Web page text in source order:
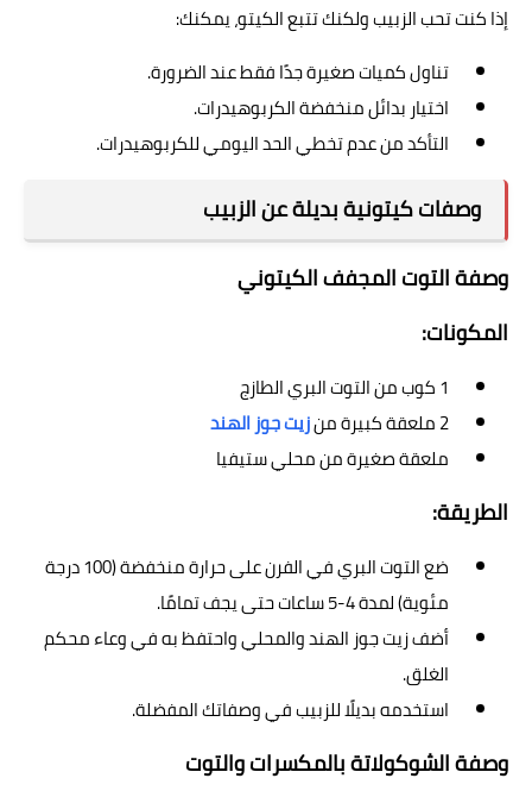
إذا كنت تحب الزبيب ولكنك تتبع الكيتو، يمكنك:
تناول كميات صغيرة جدًا فقط عند الضرورة.
اختيار بدائل منخفضة الكربوهيدرات.
التأكد من عدم تخطي الحد اليومي للكربوهيدرات.
وصفات كيتونية بديلة عن الزبيب
وصفة التوت المجفف الكيتوني
المكونات:
1 كوب من التوت البري الطازج
2 ملعقة كبيرة من
زيت جوز الهند
ملعقة صغيرة من محلي ستيفيا
الطريقة:
ضع التوت البري في الفرن على حرارة منخفضة (100 درجة
مئوية) لمدة 4-5 ساعات حتى يجف تمامًا.
أضف زيت جوز الهند والمحلي واحتفظ به في وعاء محكم
الغلق.
استخدمه بديلًا للزبيب في وصفاتك المفضلة.
وصفة الشوكولاتة بالمكسرات والتوت